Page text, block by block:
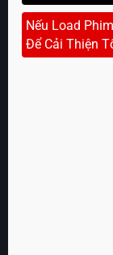
Nếu Load
Để Cải Thiện